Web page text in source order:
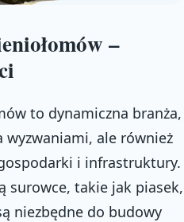
–
to dynamiczna branża,
ale również
i infrastruktury.
surowce, takie jak piasek,
niezbędne do budowy